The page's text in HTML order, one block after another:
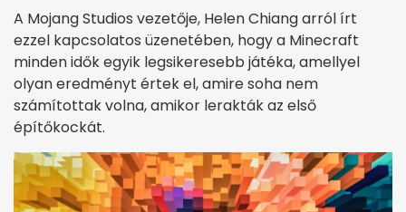
A Mojang Studios vezetője, Helen Chiang arról írt
ezzel kapcsolatos üzenetében, hogy a Minecraft
minden idők egyik legsikeresebb játéka, amellyel
olyan eredményt értek el, amire soha nem
számítottak volna, amikor lerakták az első
építőkockát.